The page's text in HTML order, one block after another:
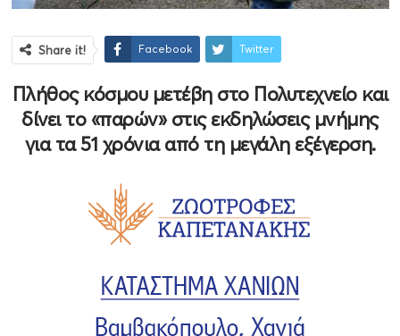
Share it! Facebook Twitter
Πλήθος κόσμου μετέβη στο Πολυτεχνείο και
δίνει το «παρών» στις εκδηλώσεις μνήμης
για τα 51 χρόνια από τη μεγάλη εξέγερση.